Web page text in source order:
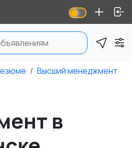
Высший менеджмент
в